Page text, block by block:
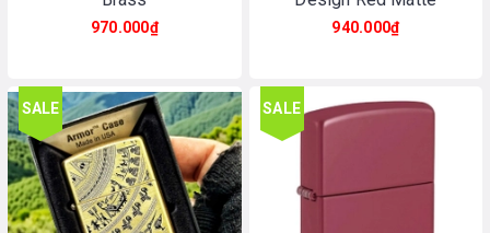
970.000₫ 940.000₫
SALE SALE